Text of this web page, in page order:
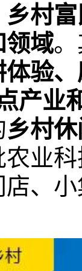
村
领域
验
产业
乡村
业
、